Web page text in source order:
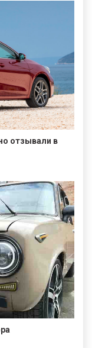
отзывали в